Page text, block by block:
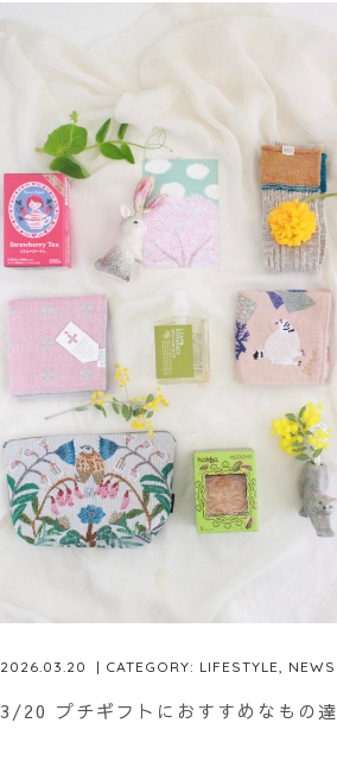
2026.03.20 | CATEGORY: LIFESTYLE, NEWS
3/20 プチギフトにおすすめなもの達